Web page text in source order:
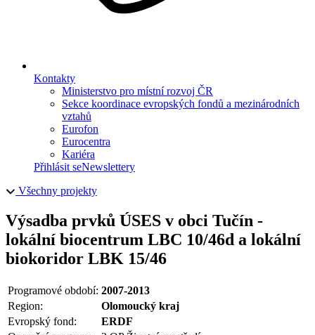
Kontakty
Ministerstvo pro místní rozvoj ČR
Sekce koordinace evropských fondů a mezinárodních
vztahů
Eurofon
Eurocentra
Kariéra
Přihlásit seNewslettery
Všechny projekty
Výsadba prvků ÚSES v obci Tučín -
lokální biocentrum LBC 10/46d a lokální
biokoridor LBK 15/46
Programové období: 2007-2013
Region:
Olomoucký kraj
Evropský fond:
ERDF